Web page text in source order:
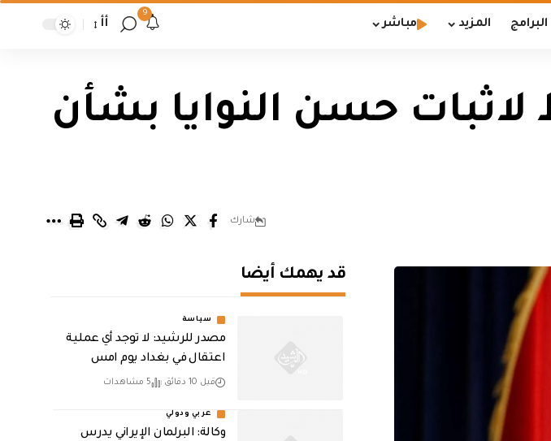
البرامج المزيد مباشر
9
أأ
يضع 6 شروط لاثبات حسن النوايا بشأن
شارك
قد يهمك أيضا
سياسة
مصدر للرشيد: لا توجد أي عملية
اعتقال في بغداد يوم امس
قبل 10 دقائق 5 مشاهدات
عربي ودولي
وكالة: البرلمان الإيراني يدرس